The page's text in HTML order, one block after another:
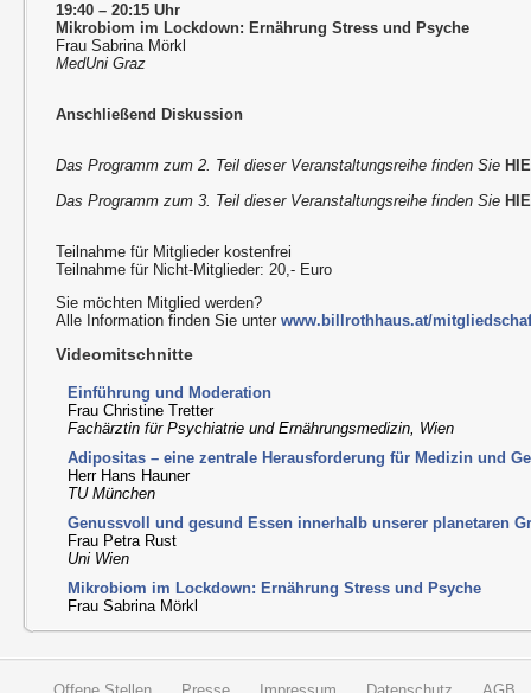
19:40 – 20:15 Uhr
Mikrobiom im Lockdown: Ernährung Stress und Psyche
Frau Sabrina Mörkl
MedUni Graz
Anschließend Diskussion
Das Programm zum 2. Teil dieser Veranstaltungsreihe finden Sie
Das Programm zum 3. Teil dieser Veranstaltungsreihe finden Sie
Teilnahme für Mitglieder kostenfrei
Teilnahme für Nicht-Mitglieder: 20,- Euro
Sie möchten Mitglied werden?
Alle Information finden Sie unterwww.billrothhaus.at/
Videomitschnitte
Einführung und Moderation
Frau Christine Tretter
Fachärztin für Psychiatrie und Ernährungsmedizin, Wien
Adipositas – eine zentrale Herausforderung für Medizin und
Herr Hans Hauner
TU München
Genussvoll und gesund Essen innerhalb unserer planetaren
Frau Petra Rust
Uni Wien
Mikrobiom im Lockdown: Ernährung Stress und Psyche
Frau Sabrina Mörkl